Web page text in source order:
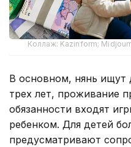
Коллаж: Kazinform;
В основном, нянь ищут
трех лет, проживание
обязанности входят
ребенком. Для детей
предусматривают